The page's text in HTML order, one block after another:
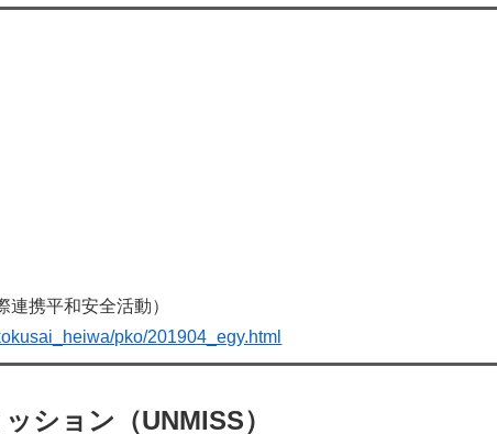
携平和安全活動）
pko/201904_egy.html
ション（UNMISS）